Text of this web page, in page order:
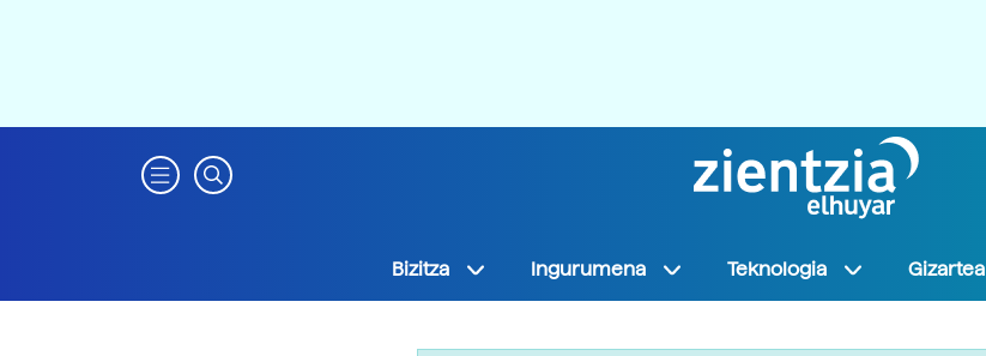
Bizitza Ingurumena Teknologia Gizartea